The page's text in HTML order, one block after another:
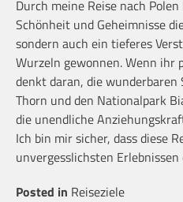
Durch meine Reise nach
Schönheit und Geheimnisse
sondern auch ein tieferes
Wurzeln gewonnen. Wenn ihr
denkt daran, die wunderbaren
Thorn und den Nationalpark
die unendliche
Ich bin mir sicher, dass diese
unvergesslichsten
Posted in Reiseziele